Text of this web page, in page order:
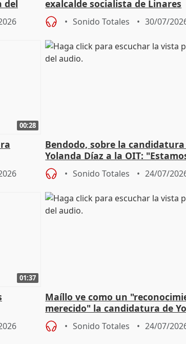
del
exalcalde socialista de Linares
"condenado por corrupción"
Sonido Totales 30/07/
00:28
Bendodo, sobre la candidatura
Yolanda Díaz a la OIT:
un plan de evacuación"
Sonido Totales 24/07/
01:37
los
Maíllo ve como un
merecido" la candidatura de
Díaz a la OIT
Sonido Totales 24/07/